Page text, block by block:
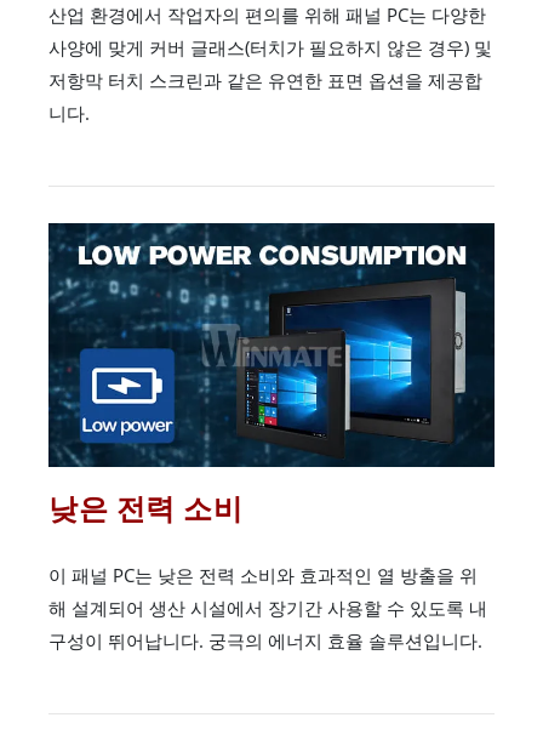
산업 환경에서 작업자의 편의를 위해 패널 PC는 다양한
사양에 맞게 커버 글래스(터치가 필요하지 않은 경우) 및
저항막 터치 스크린과 같은 유연한 표면 옵션을 제공합
니다.
낮은 전력 소비
이 패널 PC는 낮은 전력 소비와 효과적인 열 방출을 위
해 설계되어 생산 시설에서 장기간 사용할 수 있도록 내
구성이 뛰어납니다. 궁극의 에너지 효율 솔루션입니다.